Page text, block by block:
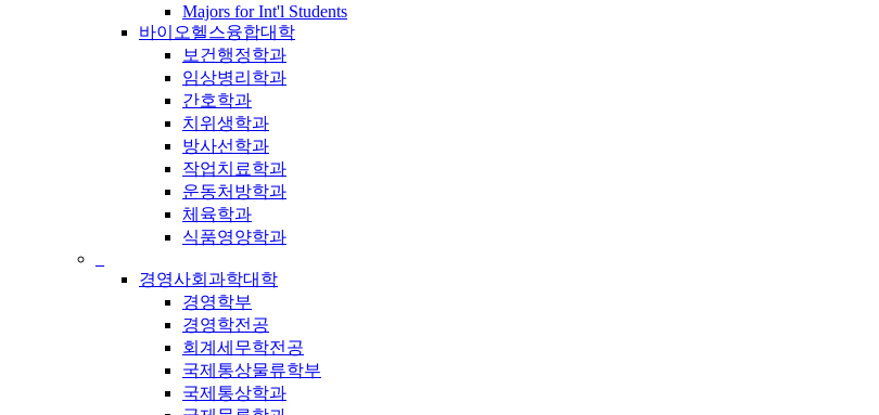
Majors for Int'l Students
바이오헬스융합대학
보건행정학과
임상병리학과
간호학과
치위생학과
방사선학과
작업치료학과
운동처방학과
체육학과
식품영양학과
경영사회과학대학
경영학부
경영학전공
회계세무학전공
국제통상물류학부
국제통상학과